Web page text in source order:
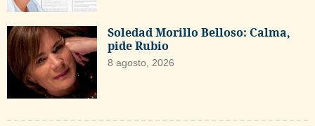
Soledad Morillo Belloso: Calma,
pide Rubio
8 agosto, 2026